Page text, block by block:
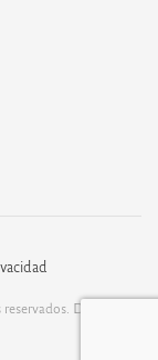
Desarrolla: